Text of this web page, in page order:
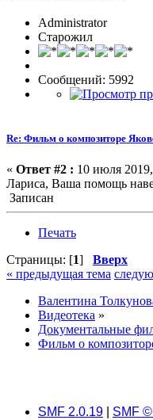
Administrator
Старожил
Сообщений: 5992
Re: Фильм о композиторе
« Ответ #2 : 10 июля
Лариса, Ваша помощь
Записан
Печать
Страницы: [1] Вверх
« предыдущая тема
Валентина
Видеотека »
Документальные
Фильм о
SMF 2.0.19 SMF